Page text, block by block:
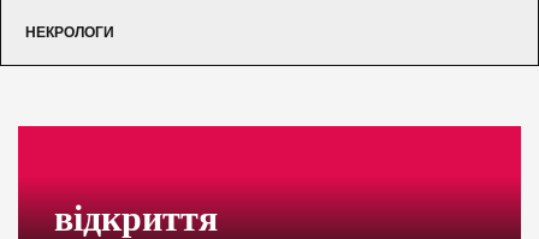
НЕКРОЛОГИ
відкриття